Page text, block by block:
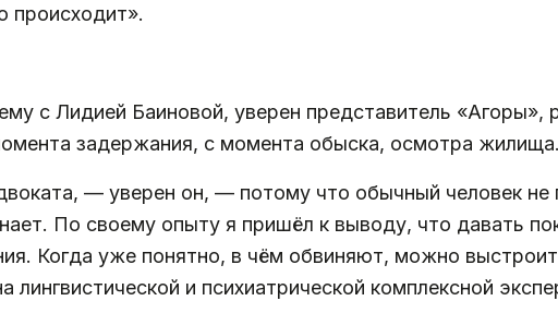
происходит».
с Лидией Баиновой, уверен представитель «Агоры»,
задержания, с момента обыска, осмотра жилища.
— уверен он, — потому что обычный человек не
По своему опыту я пришёл к выводу, что давать
Когда уже понятно, в чём обвиняют, можно
лингвистической и психиатрической комплексной